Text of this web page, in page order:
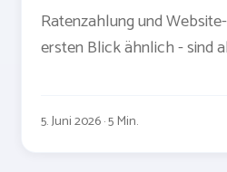
Ratenzahlung und
ersten Blick ähnlich - sind
5. Juni 2026 · 5 Min.